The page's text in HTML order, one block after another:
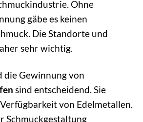
Ohne
gäbe es keinen
Die Standorte und
sehr wichtig.
die Gewinnung von
sind entscheidend. Sie
von Edelmetallen.
Schmuckgestaltung